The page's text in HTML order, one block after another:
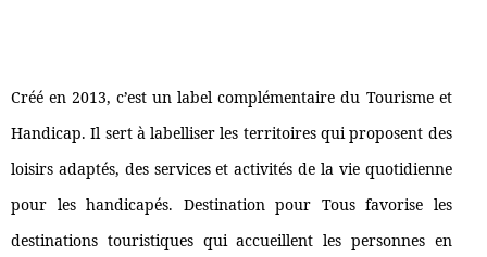
Créé en 2013, c’est un label complémentaire du Tourisme et
Handicap. Il sert à labelliser les territoires qui proposent des
loisirs adaptés, des services et activités de la vie quotidienne
pour les handicapés. Destination pour Tous favorise les
destinations touristiques qui accueillent les personnes en